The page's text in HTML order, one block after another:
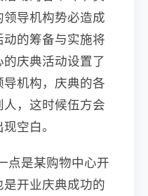
导机构势必造成
的筹备与实施将
庆典活动设置了
机构，庆典的各
，这时候伍方会
空白。
点是某购物中心开
开业庆典成功的